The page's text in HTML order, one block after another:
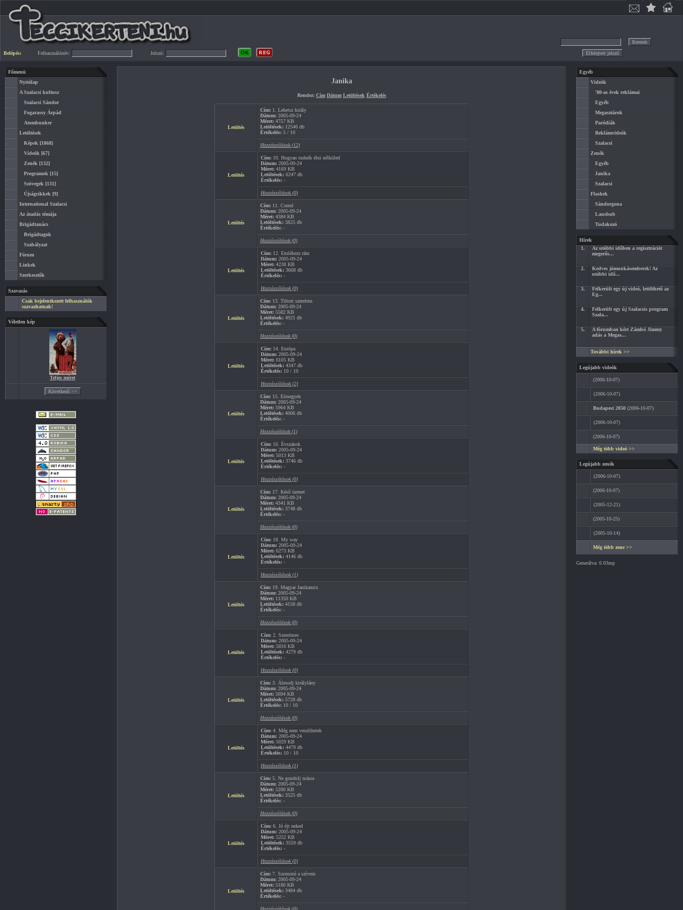
Belépés: Felhasználónév: Jelszó:
Főmenü
Nyitólap
A Szalacsi kultusz
Szalacsi Sándor
Fogarassy Árpád
Atombunker
Letöltések
Képek [1868]
Videók [67]
Zenék [132]
Programok [15]
Szövegek [131]
Újságcikkek [9]
International Szalacsi
Az átadás témája
Brigádtanács
Brigádtagok
Szabályzat
Fórum
Linkek
Szerkesztők
Szavazás
Csak bejelentkezett felhasználók
szavazhatnak!
Véletlen kép
Teljes méret
Janika
Rendez: Cím Dátum Letöltések Értékelés
Letöltés
Cím: 1. Lehetsz király
Dátum: 2005-09-24
Méret: 4757 KB
Letöltések: 12540 db
Értékelés: 5 / 10
Hozzászólások (12)
Letöltés
Cím: 10. Hogyan tudnék élni nélküled
Dátum: 2005-09-24
Méret: 4169 KB
Letöltések: 6247 db
Értékelés: -
Hozzászólások (0)
Letöltés
Cím: 11. Csend
Dátum: 2005-09-24
Méret: 4384 KB
Letöltések: 3825 db
Értékelés: -
Hozzászólások (0)
Letöltés
Cím: 12. Emlékezz rám
Dátum: 2005-09-24
Méret: 4238 KB
Letöltések: 3668 db
Értékelés: -
Hozzászólások (0)
Letöltés
Cím: 13. Tiltott szerelem
Dátum: 2005-09-24
Méret: 5582 KB
Letöltések: 4921 db
Értékelés: -
Hozzászólások (0)
Letöltés
Cím: 14. Európa
Dátum: 2005-09-24
Méret: 6105 KB
Letöltések: 4347 db
Értékelés: 10 / 10
Hozzászólások (2)
Letöltés
Cím: 15. Elmegyek
Dátum: 2005-09-24
Méret: 5964 KB
Letöltések: 4006 db
Értékelés: -
Hozzászólások (1)
Letöltés
Cím: 16. Évszakok
Dátum: 2005-09-24
Méret: 5013 KB
Letöltések: 3746 db
Értékelés: -
Hozzászólások (0)
Letöltés
Cím: 17. Késő üzenet
Dátum: 2005-09-24
Méret: 4341 KB
Letöltések: 3748 db
Értékelés: -
Hozzászólások (0)
Letöltés
Cím: 18. My way
Dátum: 2005-09-24
Méret: 6273 KB
Letöltések: 4146 db
Értékelés: -
Hozzászólások (1)
Letöltés
Cím: 19. Magyar Janikamix
Dátum: 2005-09-24
Méret: 11350 KB
Letöltések: 4158 db
Értékelés: -
Hozzászólások (0)
Letöltés
Cím: 2. Szerelmes
Dátum: 2005-09-24
Méret: 5816 KB
Letöltések: 4279 db
Értékelés: -
Hozzászólások (0)
Letöltés
Cím: 3. Álmodj királylány
Dátum: 2005-09-24
Méret: 5694 KB
Letöltések: 5728 db
Értékelés: 10 / 10
Hozzászólások (0)
Letöltés
Cím: 4. Még nem veszíthetek
Dátum: 2005-09-24
Méret: 5029 KB
Letöltések: 4479 db
Értékelés: 10 / 10
Hozzászólások (1)
Letöltés
Cím: 5. Ne gondolj másra
Dátum: 2005-09-24
Méret: 5200 KB
Letöltések: 3525 db
Értékelés: -
Hozzászólások (0)
Letöltés
Cím: 6. Jó éjt neked
Dátum: 2005-09-24
Méret: 5252 KB
Letöltések: 3559 db
Értékelés: -
Hozzászólások (0)
Letöltés
Cím: 7. Szomorú a szívem
Dátum: 2005-09-24
Méret: 5180 KB
Letöltések: 3484 db
Értékelés: -
Hozzászólások (0)
Egyéb
Videók
'80-as évek reklámai
Egyéb
Megasztárok
Paródiák
Reklámvideók
Szalacsi
Zenék
Egyéb
Janika
Szalacsi
Flashek
Sándorgona
Lausbub
Tudakozó
Hírek
1.
Az utóbbi időben a regisztrációt
megerős...
2.
Kedves jómunkásemberek! Az
utóbbi idő...
3.
Felkerült egy új videó, letölthető az
Eg...
4.
Felkerült egy új Szalacsis program
Szala...
5.
A fórumban kért Zámbó Jimmy
adás a Megas...
További hírek >>
Legújabb videók
(2006-10-07)
(2006-10-07)
Budapest 2050 (2006-10-07)
(2006-10-07)
(2006-10-07)
Még több videó >>
Legújabb zenék
(2006-10-07)
(2006-10-07)
(2005-12-21)
(2005-10-25)
(2005-10-14)
Még több zene >>
Generálva: 0.03mp